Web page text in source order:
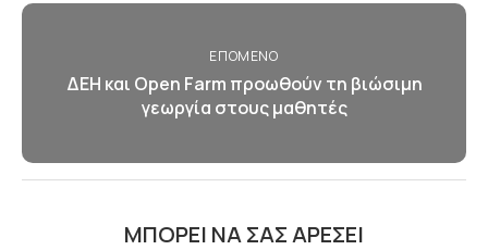
ΕΠΌΜΕΝΟ
ΔΕΗ και Open Farm προωθούν τη βιώσιμη
γεωργία στους μαθητές
ΜΠΟΡΕΊ ΝΑ ΣΑΣ ΑΡΈΣΕΙ